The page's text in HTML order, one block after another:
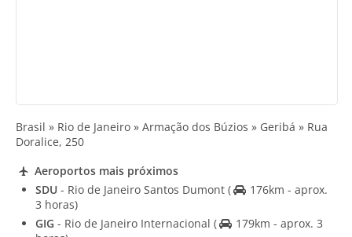
Brasil » Rio de Janeiro » Armação dos Búzios » Geribá » Rua
Doralice, 250
Aeroportos mais próximos
SDU - Rio de Janeiro Santos Dumont (
176km - aprox.
3 horas)
GIG - Rio de Janeiro Internacional (
179km - aprox. 3